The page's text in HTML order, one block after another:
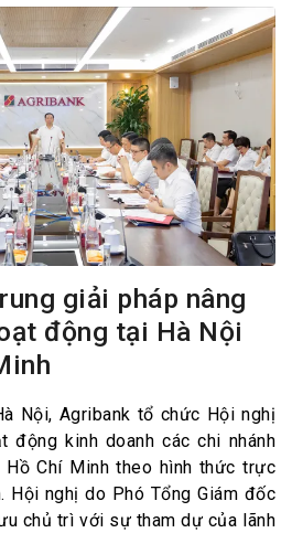
giải pháp nâng
động tại Hà Nội
Nội, Agribank tổ chức Hội nghị
động kinh doanh các chi nhánh
Hồ Chí Minh theo hình thức trực
Hội nghị do Phó Tổng Giám đốc
chủ trì với sự tham dự của lãnh